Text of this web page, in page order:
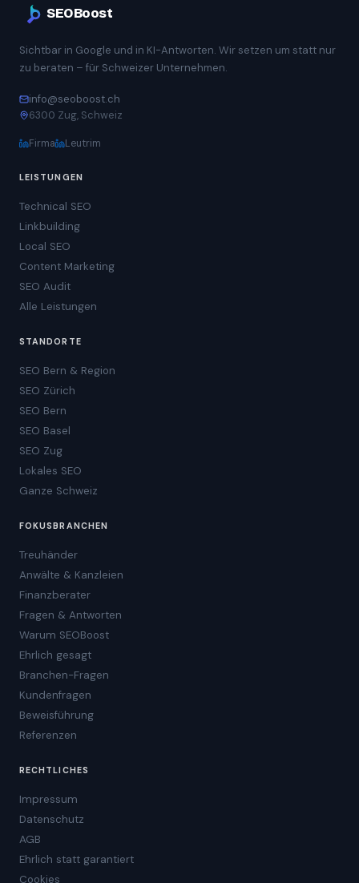
SEOBoost
Sichtbar in Google und in KI-Antworten. Wir setzen um statt nur
zu beraten – für Schweizer Unternehmen.
info@seoboost.ch
6300 Zug, Schweiz
Firma Leutrim
LEISTUNGEN
Technical SEO
Linkbuilding
Local SEO
Content Marketing
SEO Audit
Alle Leistungen
STANDORTE
SEO Bern & Region
SEO Zürich
SEO Bern
SEO Basel
SEO Zug
Lokales SEO
Ganze Schweiz
FOKUSBRANCHEN
Treuhänder
Anwälte & Kanzleien
Finanzberater
Fragen & Antworten
Warum SEOBoost
Ehrlich gesagt
Branchen-Fragen
Kundenfragen
Beweisführung
Referenzen
RECHTLICHES
Impressum
Datenschutz
AGB
Ehrlich statt garantiert
Cookies